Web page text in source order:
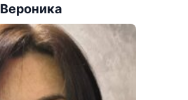
Вероника